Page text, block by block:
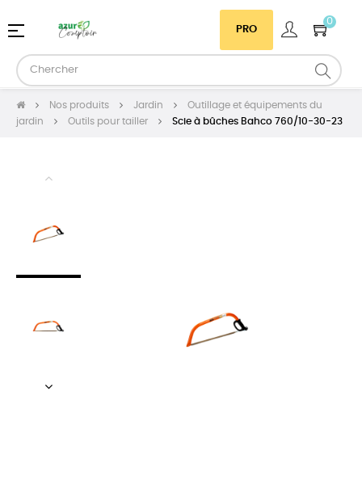
PRO
0
Basculer
navigation
☰
Nos produits Jardin
Outillage et équipements du
jardin
Outils pour tailler Scie à bûches Bahco 760/10-30-23